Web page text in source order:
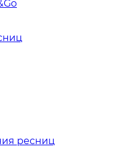
ресниц